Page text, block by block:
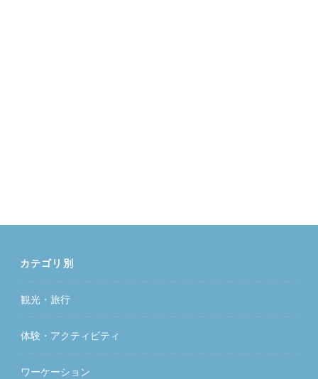
カテゴリ別
観光・旅行
体験・アクティビティ
ワーケーション